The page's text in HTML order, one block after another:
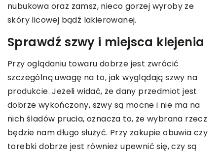
nubukowa oraz zamsz, nieco gorzej wyroby ze
skóry licowej bądź lakierowanej.
Sprawdź szwy i miejsca klejenia
Przy oglądaniu towaru dobrze jest zwrócić
szczególną uwagę na to, jak wyglądają szwy na
produkcie. Jeżeli widać, że dany przedmiot jest
dobrze wykończony, szwy są mocne i nie ma na
nich śladów prucia, oznacza to, że wybrana rzecz
będzie nam długo służyć. Przy zakupie obuwia czy
torebki dobrze jest również upewnić się, czy są